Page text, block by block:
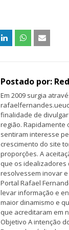
Postado por:
Em 2009 surgia
finalidade de
região. Rapidamente
sentiram interesse
crescimento do site
proporções. A
que os idealizadores
resolvessem inovar
Portal Rafael
levar informação e
maior dinamismo e
que acreditaram em
Objetivo A intenção